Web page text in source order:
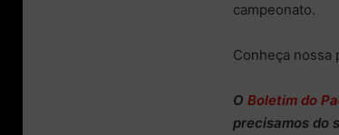
campeonato.
Conheça nossa
O Boletim do
precisamos do